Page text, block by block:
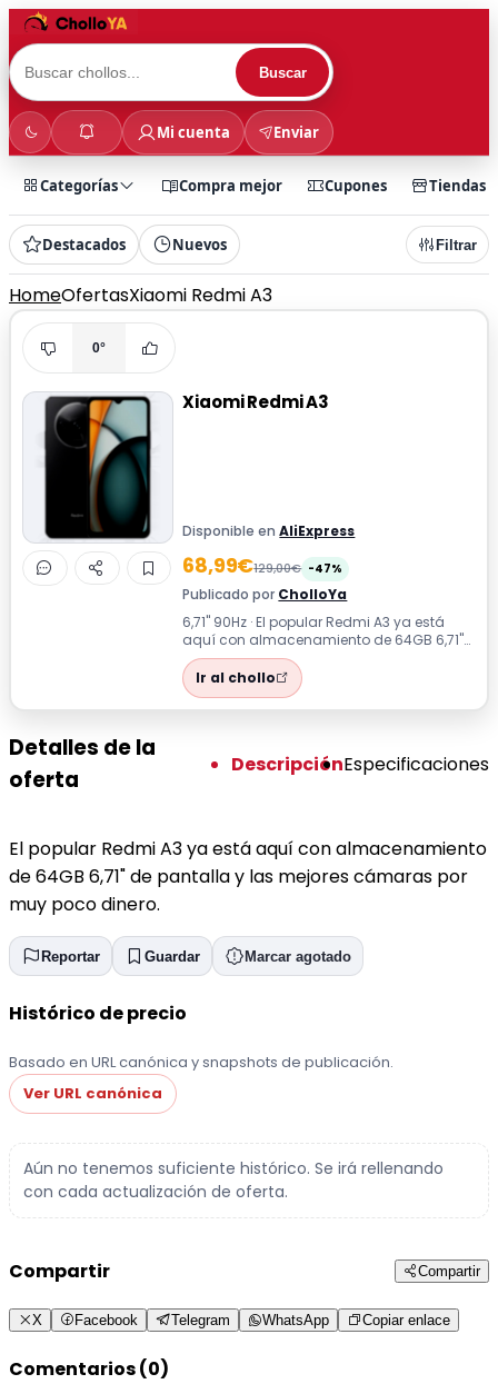
Buscar
Mi cuenta Enviar
Categorías Compra mejor Cupones Tiendas
Destacados Nuevos Filtrar
HomeOfertasXiaomi Redmi A3
0°
Xiaomi Redmi A3
Disponible enAliExpress
68,99€129,00€ -47%
Publicado por CholloYa
6,71'' 90Hz · El popular Redmi A3 ya está
aquí con almacenamiento de 64GB 6,71"
de pantalla y las mejores cámaras por...
Ir al chollo
Detalles de la
oferta
DescripciónEspecificaciones
El popular Redmi A3 ya está aquí con almacenamiento
de 64GB 6,71" de pantalla y las mejores cámaras por
muy poco dinero.
Reportar Guardar Marcar agotado
Histórico de precio
Basado en URL canónica y snapshots de publicación.
Ver URL canónica
Aún no tenemos suficiente histórico. Se irá rellenando
con cada actualización de oferta.
Compartir Compartir
X Facebook Telegram WhatsApp Copiar enlace
Comentarios (0)